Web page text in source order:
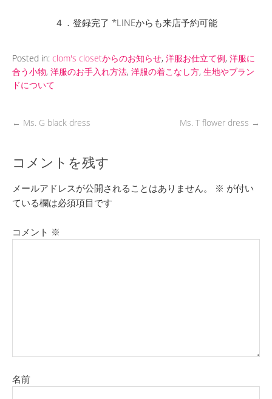
４．登録完了 *LINEからも来店予約可能
Posted in: clom's closetからのお知らせ, 洋服お仕立て例, 洋服に
合う小物, 洋服のお手入れ方法, 洋服の着こなし方, 生地やブラン
ドについて
← Ms. G black dress Ms. T flower dress →
コメントを残す
メールアドレスが公開されることはありません。 ※ が付い
ている欄は必須項目です
コメント ※
名前